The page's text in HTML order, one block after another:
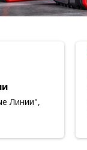
Линии",